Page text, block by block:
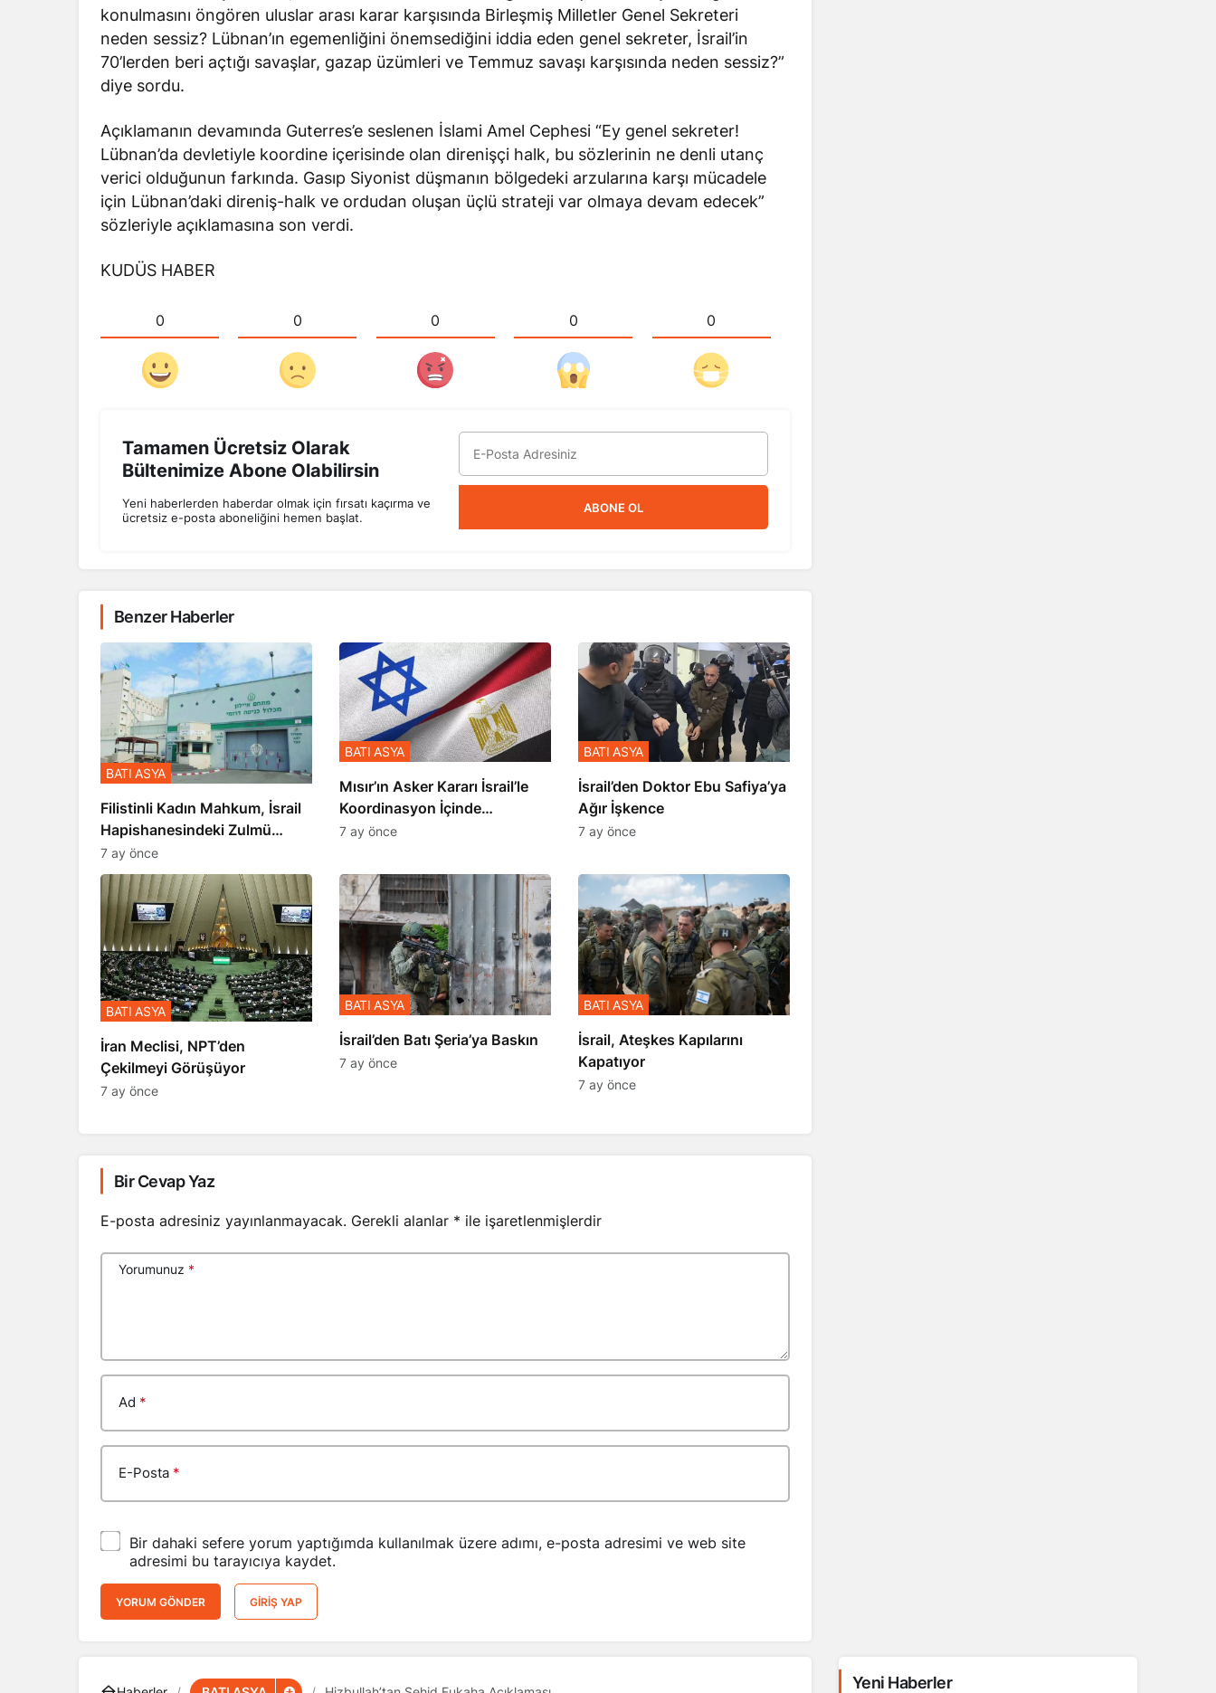
konulmasını öngören uluslar arası karar karşısında Birleşmiş Milletler Genel Sekreteri
neden sessiz? Lübnan’ın egemenliğini önemsediğini iddia eden genel sekreter, İsrail’in
70’lerden beri açtığı savaşlar, gazap üzümleri ve Temmuz savaşı karşısında neden sessiz?”
diye sordu.
Açıklamanın devamında Guterres’e seslenen İslami Amel Cephesi “Ey genel sekreter!
Lübnan’da devletiyle koordine içerisinde olan direnişçi halk, bu sözlerinin ne denli utanç
verici olduğunun farkında. Gasıp Siyonist düşmanın bölgedeki arzularına karşı mücadele
için Lübnan’daki direniş-halk ve ordudan oluşan üçlü strateji var olmaya devam edecek”
sözleriyle açıklamasına son verdi.
KUDÜS HABER
0 0 0 0 0
Tamamen Ücretsiz Olarak
Bültenimize Abone Olabilirsin
Yeni haberlerden haberdar olmak için fırsatı kaçırma ve
ücretsiz e-posta aboneliğini hemen başlat.
ABONE OL
Benzer Haberler
Filistinli Kadın Mahkum, İsrail
Hapishanesindeki Zulmü
Anlattı
BATI ASYA
7 ay önce
Mısır’ın Asker Kararı İsrail’le
Koordinasyon İçinde
Gerçekleşmiş
BATI ASYA
7 ay önce
İsrail’den Doktor Ebu Safiya’ya
Ağır İşkence
BATI ASYA
7 ay önce
İran Meclisi, NPT’den
Çekilmeyi Görüşüyor
BATI ASYA
7 ay önce
​​​​​​​İsrail’den Batı Şeria’ya Baskın
BATI ASYA
7 ay önce
İsrail, Ateşkes Kapılarını
Kapatıyor
BATI ASYA
7 ay önce
Bir Cevap Yaz
E-posta adresiniz yayınlanmayacak. Gerekli alanlar * ile işaretlenmişlerdir
Yorumunuz *
Ad *
E-Posta *
Bir dahaki sefere yorum yaptığımda kullanılmak üzere adımı, e-posta adresimi ve web site
adresimi bu tarayıcıya kaydet.
YORUM GÖNDER GIRIŞ YAP
Yeni Haberler